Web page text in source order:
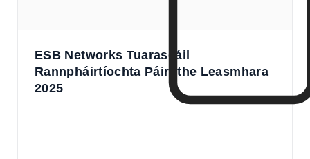
ESB Networks Tuarascáil
Rannpháirtíochta Páirtithe Leasmhara
2025